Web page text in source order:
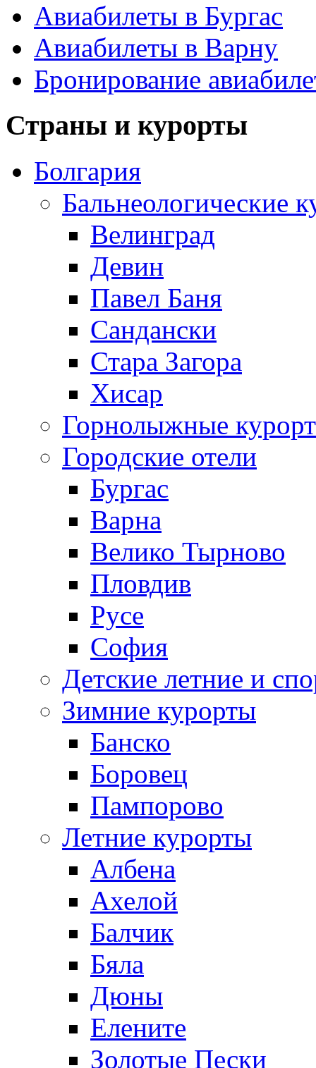
Авиабилеты в Бургас
Авиабилеты в Варну
Бронирование
Страны и курорты
Болгария
Бальнеологические
Велинград
Девин
Павел Баня
Сандански
Стара Загора
Хисар
Горнолыжные
Городские отели
Бургас
Варна
Велико Тырново
Пловдив
Русе
София
Детские летние и
Зимние курорты
Банско
Боровец
Пампорово
Летние курорты
Албена
Ахелой
Балчик
Бяла
Дюны
Елените
Золотые Пески